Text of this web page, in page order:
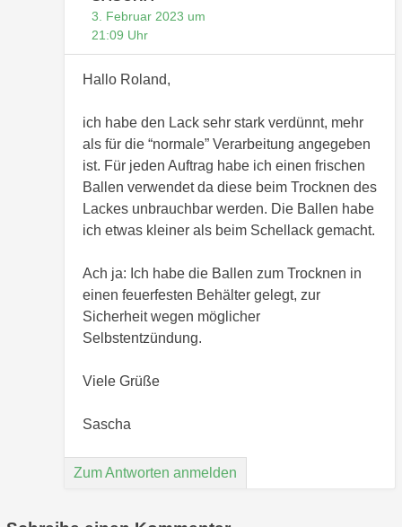
3. Februar 2023 um
21:09 Uhr
Hallo Roland,
ich habe den Lack sehr stark verdünnt, mehr
als für die “normale” Verarbeitung angegeben
ist. Für jeden Auftrag habe ich einen frischen
Ballen verwendet da diese beim Trocknen des
Lackes unbrauchbar werden. Die Ballen habe
ich etwas kleiner als beim Schellack gemacht.
Ach ja: Ich habe die Ballen zum Trocknen in
einen feuerfesten Behälter gelegt, zur
Sicherheit wegen möglicher
Selbstentzündung.
Viele Grüße
Sascha
Zum Antworten anmelden